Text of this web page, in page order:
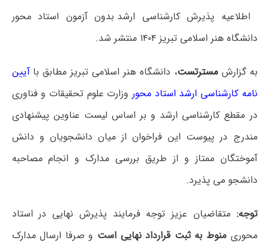
اطلاعیه پذیرشکارشناسی ارشد بدون آزمون استاد محور
دانشگاه هنر اسلامی تبریز ۱۴۰۴ منتشر شد.
به گزارشمسترتست، دانشگاه هنر اسلامی تبریز مطابق باآیین
نامه کارشناسی ارشد استاد محور وزارت علوم تحقیقات و فناوری
در مقطع کارشناسی ارشد و بر اساس لیست عناوین پیشنهادی
مندرج در پیوست این فراخوان از میان دانشجویان و دانش
آموختگان ممتاز و از طریق بررسی مدارک و انجام مصاحبه
دانشجو می پذیرد.
توجه: متقاضیان عزیز توجه فرمایند پذیرش نهایی در استاد
محوریمنوط به ثبت قرارداد نهایی است و صرفا ارسال مدارک